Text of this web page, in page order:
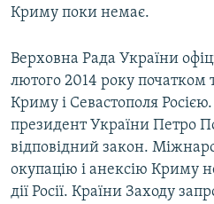
Криму поки немає.
Верховна Рада України
лютого 2014 року початком
Криму і Севастополя
президент України Петро
відповідний закон.
окупацію і анексію Криму
дії Росії. Країни Заходу